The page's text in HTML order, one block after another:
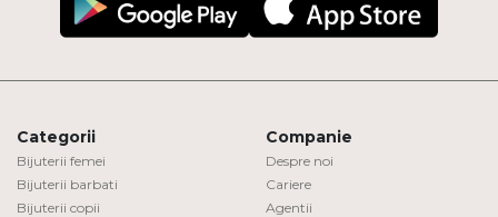
Categorii
Bijuterii femei
Bijuterii barbati
Bijuterii copii
Companie
Despre noi
Cariere
Agentii